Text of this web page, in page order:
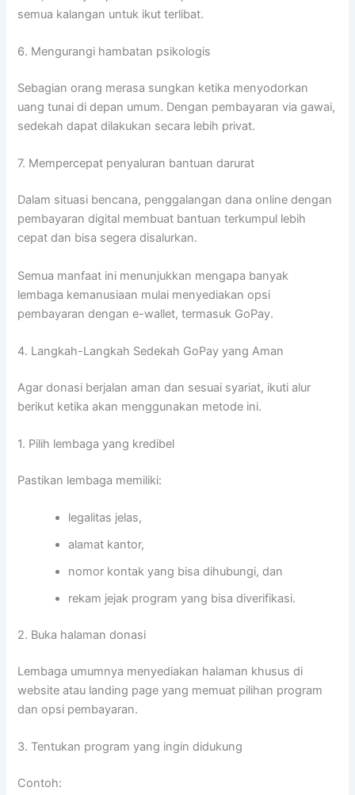
semua kalangan untuk ikut terlibat.
6. Mengurangi hambatan psikologis
Sebagian orang merasa sungkan ketika menyodorkan
uang tunai di depan umum. Dengan pembayaran via gawai,
sedekah dapat dilakukan secara lebih privat.
7. Mempercepat penyaluran bantuan darurat
Dalam situasi bencana, penggalangan dana online dengan
pembayaran digital membuat bantuan terkumpul lebih
cepat dan bisa segera disalurkan.
Semua manfaat ini menunjukkan mengapa banyak
lembaga kemanusiaan mulai menyediakan opsi
pembayaran dengan e-wallet, termasuk GoPay.
4. Langkah-Langkah Sedekah GoPay yang Aman
Agar donasi berjalan aman dan sesuai syariat, ikuti alur
berikut ketika akan menggunakan metode ini.
1. Pilih lembaga yang kredibel
Pastikan lembaga memiliki:
legalitas jelas,
alamat kantor,
nomor kontak yang bisa dihubungi, dan
rekam jejak program yang bisa diverifikasi.
2. Buka halaman donasi
Lembaga umumnya menyediakan halaman khusus di
website atau landing page yang memuat pilihan program
dan opsi pembayaran.
3. Tentukan program yang ingin didukung
Contoh: